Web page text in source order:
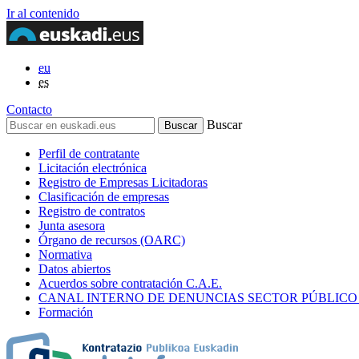
Ir al contenido
eu
es
Contacto
Buscar
Perfil de contratante
Licitación electrónica
Registro de Empresas Licitadoras
Clasificación de empresas
Registro de contratos
Junta asesora
Órgano de recursos (OARC)
Normativa
Datos abiertos
Acuerdos sobre contratación C.A.E.
CANAL INTERNO DE DENUNCIAS SECTOR
Formación